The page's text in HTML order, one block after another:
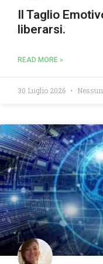
Il Taglio
liberarsi.
READ MORE »
30 Luglio 2026